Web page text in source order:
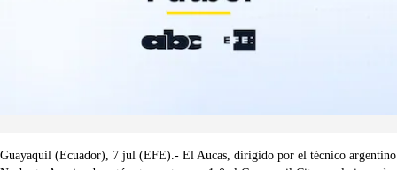
Guayaquil (Ecuador), 7 jul (EFE).- El Aucas, dirigido por el técnico argentino